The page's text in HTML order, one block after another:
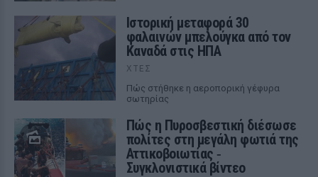
Ιστορική μεταφορά 30
φαλαινών μπελούγκα από τον
Καναδά στις ΗΠΑ
ΧΤΕΣ
Πώς στήθηκε η αεροπορική γέφυρα
σωτηρίας
Πώς η Πυροσβεστική διέσωσε
πολίτες στη μεγάλη φωτιά της
Αττικοβοιωτίας ‑
Συγκλονιστικά βίντεο